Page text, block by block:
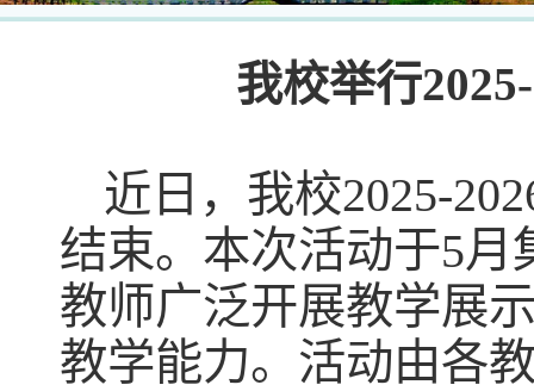
我校举行
近日，我校2025-
结束。本次活动于5
教师广泛开展教学展
教学能力。活动由各